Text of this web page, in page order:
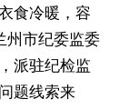
食冷暖，容
州市纪委监委
派驻纪检监
题线索来